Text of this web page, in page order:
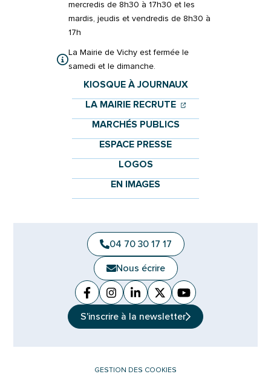
mercredis de 8h30 à 17h30 et les
mardis, jeudis et vendredis de 8h30 à
17h
La Mairie de Vichy est fermée le
samedi et le dimanche.
KIOSQUE À JOURNAUX
LA MAIRIE RECRUTE (OUVERTURE
(OUVERTURE
MARCHÉS PUBLICS
ESPACE PRESSE
LOGOS
EN IMAGES
04 70 30 17 17
Nous écrire
Facebook
(ouverture dans un nouvel onglet)
Instagram
(ouverture dans un nouvel
Linkedin
(ouverture dans un nouvel
X (Twitter)
(ouverture dans un
YouTube
(ouverture dans
S'inscrire à la newsletter
GESTION DES COOKIES